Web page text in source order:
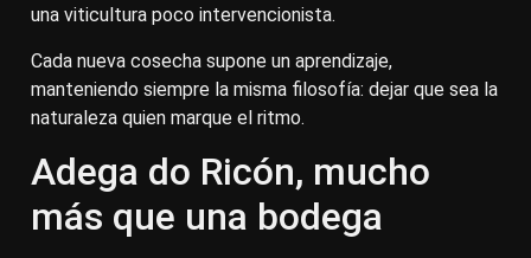
una viticultura poco intervencionista.
Cada nueva cosecha supone un aprendizaje,
manteniendo siempre la misma filosofía: dejar que sea la
naturaleza quien marque el ritmo.
Adega do Ricón, mucho
más que una bodega